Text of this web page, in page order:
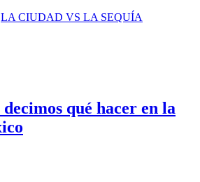
LA CIUDAD VS LA SEQUÍA